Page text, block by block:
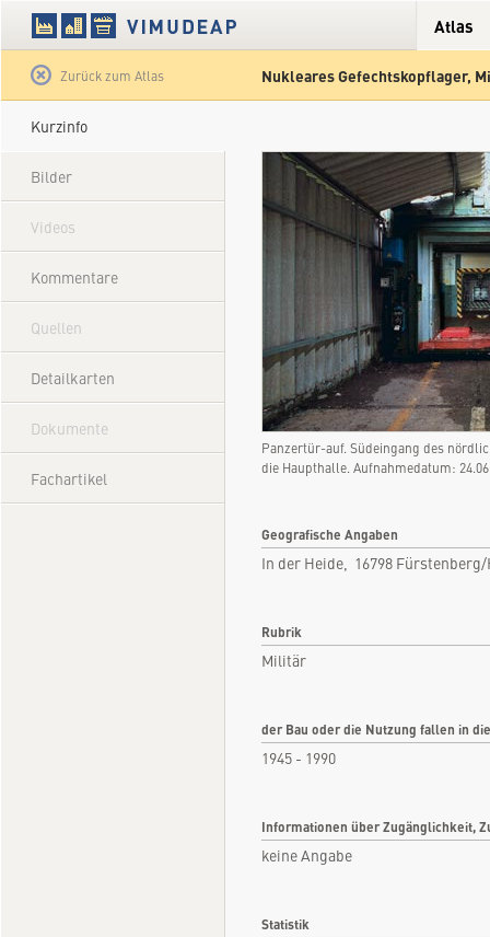
Atlas
Zurück zum Atlas Nukleares Gefechtskopflager,
Kurzinfo
Bilder
Videos
Kommentare
Quellen
Detailkarten
Dokumente
Fachartikel
Panzertür-auf. Südeingang des
die Haupthalle. Aufnahmedatum:
Geografische Angaben
In der Heide, 16798
Rubrik
Militär
der Bau oder die Nutzung fallen in
1945 - 1990
Informationen über Zugänglichkeit,
keine Angabe
Statistik
Satellit Hybrid Gelände Straße